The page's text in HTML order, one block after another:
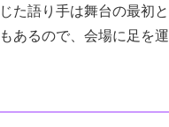
た語り手は舞台の最初と
あるので、会場に足を運